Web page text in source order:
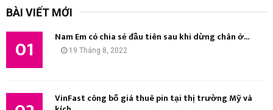
BÀI VIẾT MỚI
01 Nam Em có chia sẻ đầu tiên sau khi dừng chân ở...
19 Tháng 8, 2022
VinFast công bố giá thuê pin tại thị trường Mỹ và